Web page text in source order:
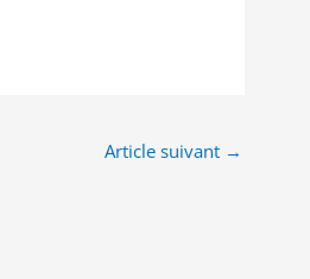
Article suivant →